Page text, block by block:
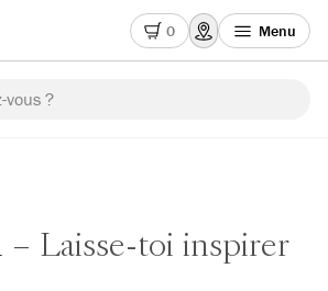
0 Menu
vous ?
Laisse-toi inspirer